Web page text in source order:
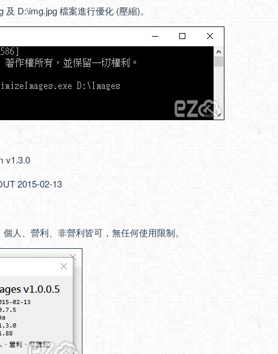
D:\img.jpg 檔案進行優化 (壓縮)。
v1.3.0
2015-02-13
人、營利、非營利皆可，無任何使用限制。